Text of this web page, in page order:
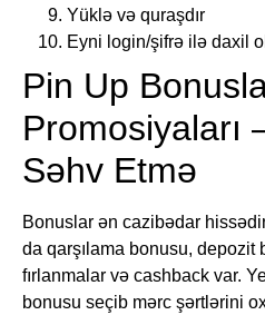
Yüklə və quraşdır
Eyni login/şifrə ilə daxil ol
Pin Up
Promosiyaları
Səhv Etmə
Bonuslar ən cazibədar
da qarşılama bonusu, depozit
fırlanmalar və cashback var.
bonusu seçib mərc şərtlərini